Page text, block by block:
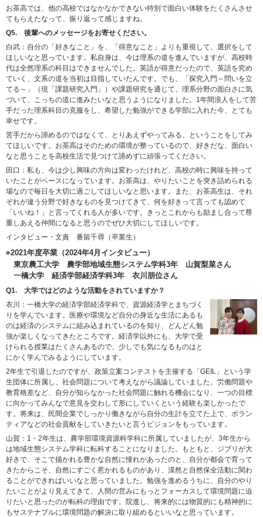
お茶高では、他の高校ではなかなかできない特別で面白い体験をたくさんさせ
てもらえたなって、振り返って感じますね。
Q5. 後輩へのメッセージをお寄せください。
白武：自分の「好きなこと」を、「得意なこと」よりも重視して、選択をして
ほしいなと思っています。私自身は、今は理系の道を進んでいますが、高校時
代は全然理系の科目はできませんでした。英語が得意だったので、英語を究め
ていく、文系の道を当初は目指していたんです。でも、「探究入門～問いを立
てる～」（現「課題研究入門」）や課題研究を通じて、理系分野の面白さに気
づいて、こっちの道に進みたいなと思うようになりました。1年間浪人をして苦
手だった理系科目の克服をし、希望した勉強ができる学部に入れた今、とても
幸せです。
苦手だから諦めるのではなくて、とりあえずやってみる、ということをしてみ
てほしいです。お茶高はそのための環境が整っているので、好きだな、面白い
なと思うことを高校生活で見つけて諦めずに頑張ってください。
田口：私も、今は少し興味の方向は変わったけれど、高校の時に興味を持って
いたことがベースになっています。お茶高は、やりたいことを突き詰められる
場なので毎日を大切に過ごしてほしいなと思います。また、お茶高生は、それ
ぞれが違う分野で好きなものを見つけてきて、何を好きって言っても認めて
「いいね！」と言ってくれる人が多いです。きっとこれからも励まし合って尊
重しあえる仲間になると思うのでぜひ大切にしてほしいです。
インタビュー・文責 番留千尋（卒業生）
2021年度卒業（2024年4月インタビュー）
東京農工大学 農学部地域生態システム学科3年 山賀梨菜さん
一橋大学 経済学部経済学科3年 衣川朋位さん
Q1. 大学ではどのような活動をされていますか？
衣川：一橋大学の経済学部経済学科で、資源経済学とまちづく
りを学んでいます。医療や環境など自分の身近な生活にあるも
のは経済のシステムに組み込まれているのを知り、どんどん勉
強が楽しくなってきたところです。経済学以外にも、大学で受
けられる授業はたくさんあるので、少しでも気になるものはと
にかく学んでみるようにしています。
2年生で引退したのですが、政策立案コンテストを主催する「GEIL」という学
生団体に所属し、社会問題について考えながら議論していました。労働問題や
教育格差など、自分が知らなかった社会問題に触れる機会になり、一つの目標
に向かってみんなで意見を交わして形にしていくという経験も楽しかったで
す。将来は、民間企業でしっかり働きながら自分の生計を立てた上で、ボラン
ティアなどの社会貢献をしていきたいと言うビジョンをもっています。
山賀：1・2年生は、農学部環境資源科学科に所属していましたが、3年生から
は地域生態システム学科に転科することになりました。もともと、ジブリが大
好きで、そこで描かれる豊かな自然に憧れがあったのと、自分が都会で育って
きたからこそ、自然にすごく惹かれるものがあり、漠然と自然保全活動に関わ
ることができればいいなと思っていました。勉強を進めるうちに、自分のやり
たいことがより見えてきて、人間の営みにもっとフォーカスして環境問題に迫
りたいと思ったのが転科の理由です。院進し、将来的には物質的にも精神的に
もサステナブルに環境問題の解決に取り組めるといいなと思っています。